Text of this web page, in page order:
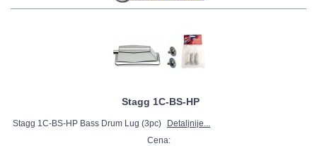
Stagg 1C-BS-HP
Stagg 1C-BS-HP Bass Drum Lug (3pc)
Detaljnije...
Cena: